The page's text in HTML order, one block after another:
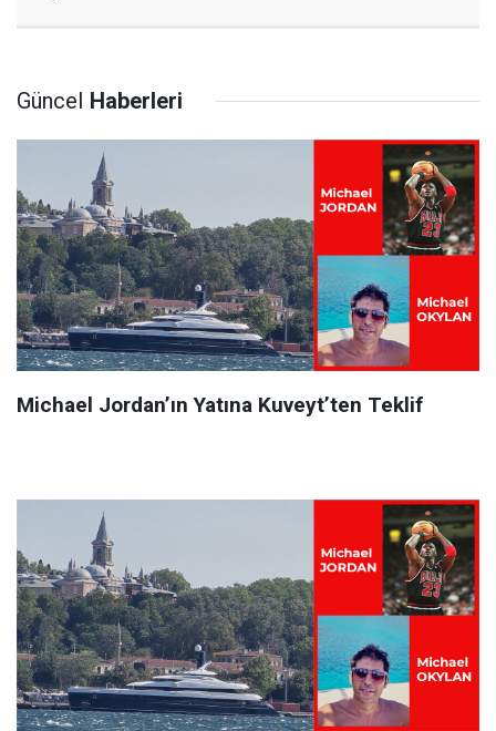
Güncel Haberleri
Michael Jordan’ın Yatına Kuveyt’ten Teklif